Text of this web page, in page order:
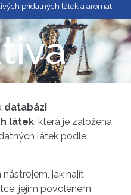
přídatných látek a aromat
databázi
látek, která je založena
látek podle
jak najít
jejím povoleném